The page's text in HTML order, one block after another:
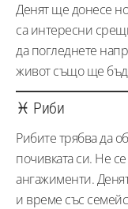
Денят ще донесе
са интересни
да погледнете
живот също ще
♓ Риби
Рибите трябва да
почивката си. Не
ангажименти.
и време със